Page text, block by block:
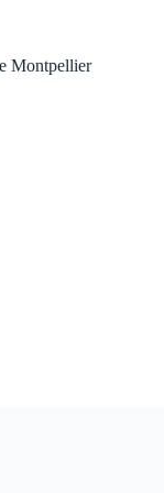
Montpellier